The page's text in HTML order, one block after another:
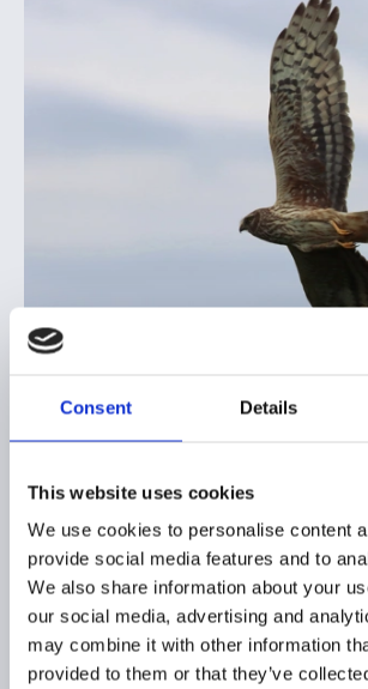
Consent Details
This website uses cookies
We use cookies to personalise content
provide social media features and to
We also share information about your
our social media, advertising and
may combine it with other information
provided to them or that they’ve
Réalisée par le bureau d’études
analyse a porté sur la faune, la
habitats naturels, en particulier
(avifaune) et les chauves-souris
afin d’identifier les espèces
d’adapter le projet pour limiter
sur la biodiversité.